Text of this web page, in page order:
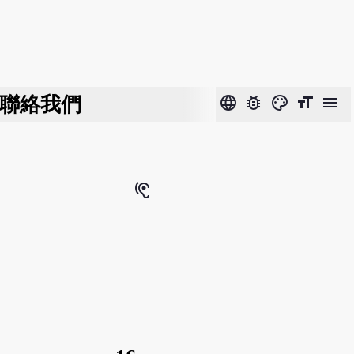
聯絡我們 language bug_report color_lens format_size menu
hearing